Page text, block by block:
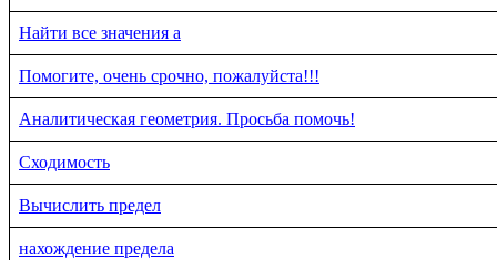
Найти все значения a
Помогите, очень срочно, пожалуйста!!!
Аналитическая геометрия. Просьба помочь!
Сходимость
Вычислить предел
нахождение предела